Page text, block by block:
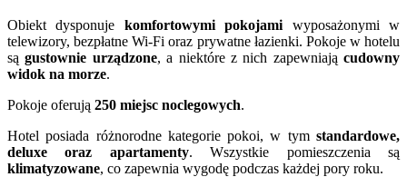
Obiekt dysponuje komfortowymi pokojami wyposażonymi w
telewizory, bezpłatne Wi-Fi oraz prywatne łazienki. Pokoje w hotelu
sągustownie urządzone, a niektóre z nich zapewniają cudowny
widok na morze.
Pokoje oferują 250 miejsc noclegowych.
Hotel posiada różnorodne kategorie pokoi, w tym standardowe,
deluxe oraz apartamenty. Wszystkie pomieszczenia są
klimatyzowane, co zapewnia wygodę podczas każdej pory roku.